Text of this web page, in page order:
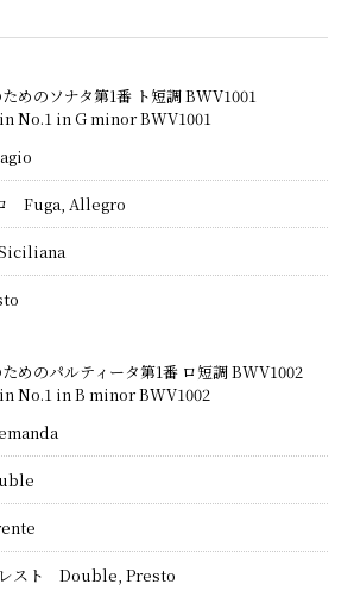
めのソナタ第1番 ト短調 BWV1001
No.1 in G minor BWV1001
Fuga, Allegro
めのパルティータ第1番 ロ短調 BWV1002
No.1 in B minor BWV1002
レスト Double, Presto